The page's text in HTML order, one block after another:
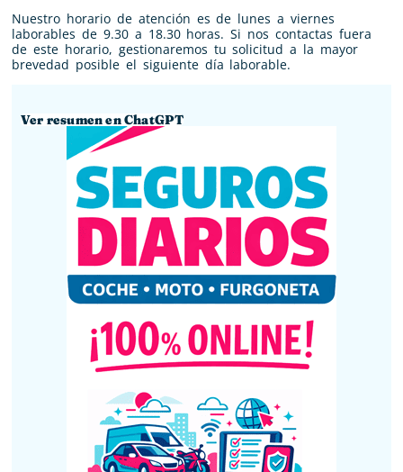
Nuestro horario de atención es de lunes a viernes
laborables de 9.30 a 18.30 horas. Si nos contactas fuera
de este horario, gestionaremos tu solicitud a la mayor
brevedad posible el siguiente día laborable.
Ver resumen en ChatGPT